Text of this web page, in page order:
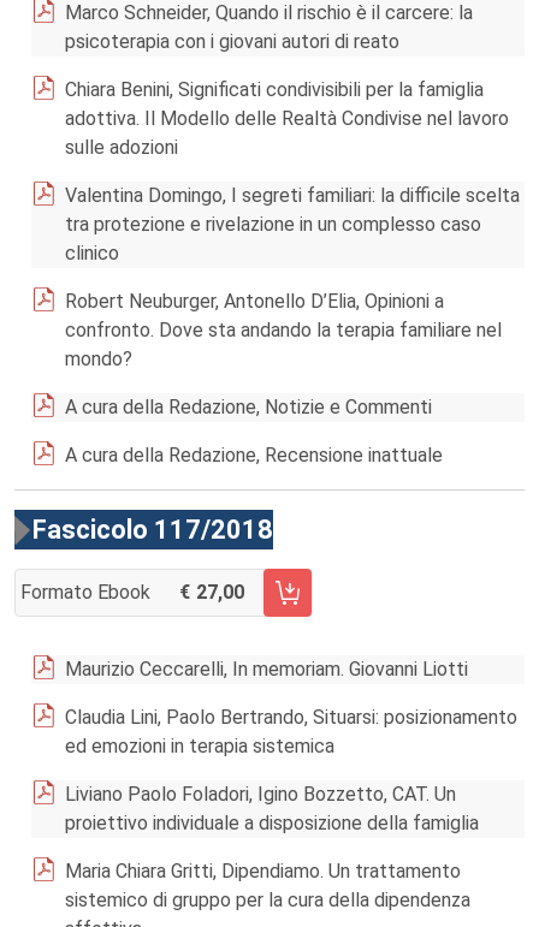
Marco Schneider, Quando il rischio è il carcere: la
psicoterapia con i giovani autori di reato
Chiara Benini, Significati condivisibili per la famiglia
adottiva. Il Modello delle Realtà Condivise nel lavoro
sulle adozioni
Valentina Domingo, I segreti familiari: la difficile scelta
tra protezione e rivelazione in un complesso caso
clinico
Robert Neuburger, Antonello D’Elia, Opinioni a
confronto. Dove sta andando la terapia familiare nel
mondo?
A cura della Redazione, Notizie e Commenti
A cura della Redazione, Recensione inattuale
Fascicolo 117/2018
Formato Ebook 27,00
AGGIUNGI AL CARRELLO FASCICOLO 117/2018
Maurizio Ceccarelli, In memoriam. Giovanni Liotti
Claudia Lini, Paolo Bertrando, Situarsi: posizionamento
ed emozioni in terapia sistemica
Liviano Paolo Foladori, Igino Bozzetto, CAT. Un
proiettivo individuale a disposizione della famiglia
Maria Chiara Gritti, Dipendiamo. Un trattamento
sistemico di gruppo per la cura della dipendenza